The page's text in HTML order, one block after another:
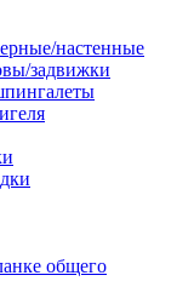
настенные
задвижки
общего